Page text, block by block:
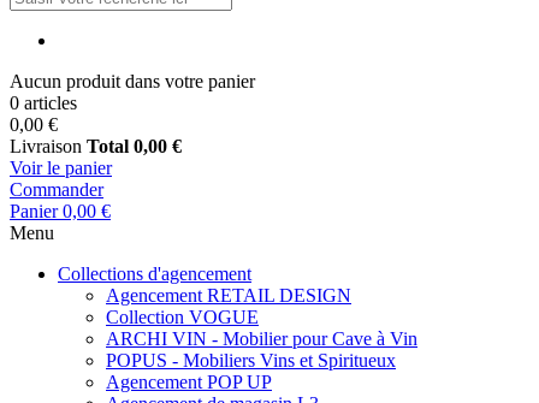
Aucun produit dans votre panier
0 articles
0,00 €
Livraison Total 0,00 €
Voir le panier
Commander
Panier 0,00 €
Menu
Collections d'agencement
Agencement RETAIL DESIGN
Collection VOGUE
ARCHI VIN - Mobilier pour Cave à Vin
POPUS - Mobiliers Vins et Spiritueux
Agencement POP UP